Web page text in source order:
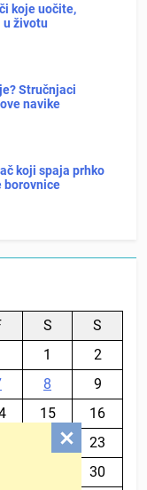
koje uočite,
životu
Stručnjaci
navike
koji spaja prhko
borovnice
S
S
1
2
8
9
15
16
23
30